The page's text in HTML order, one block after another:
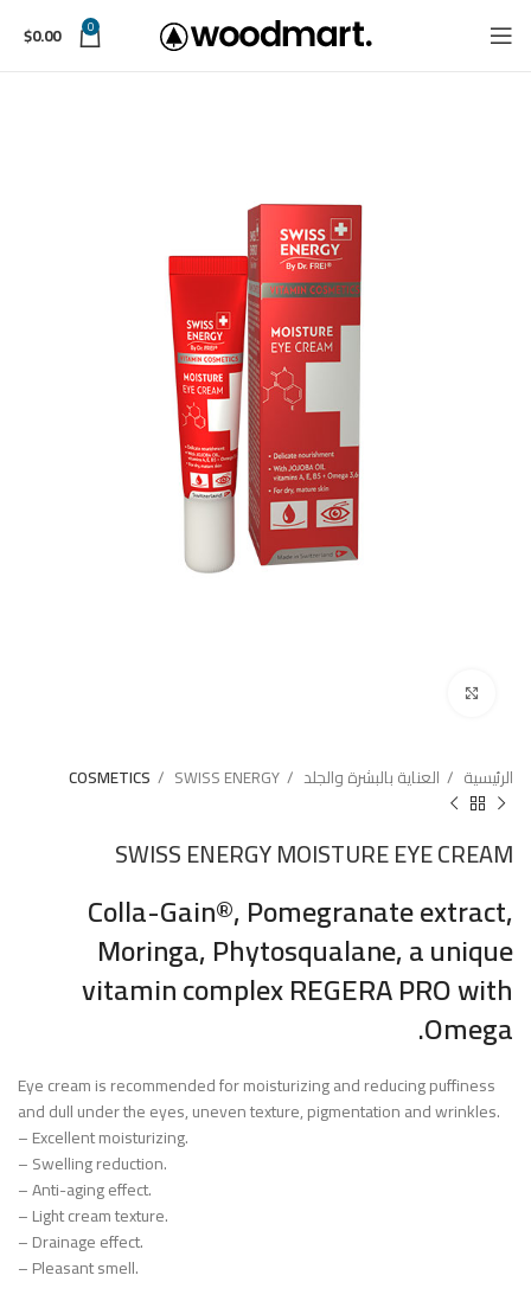
0
$0.00
الرئيسية العناية بالبشرة والجلد SWISS ENERGY
COSMETICS
SWISS ENERGY MOISTURE EYE CREAM
Colla-Gain®, Pomegranate extract,
Moringa, Phytosqualane, a unique
vitamin complex REGERA PRO with
Omega.
Eye cream is recommended for moisturizing and reducing puffiness
and dull under the eyes, uneven texture, pigmentation and wrinkles.
– Excellent moisturizing.
– Swelling reduction.
– Anti-aging effect.
– Light cream texture.
– Drainage effect.
– Pleasant smell.